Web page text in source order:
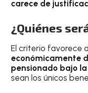
carece de
¿Quiénes
El criterio favorece
económicamente
pensionado bajo la
sean los únicos